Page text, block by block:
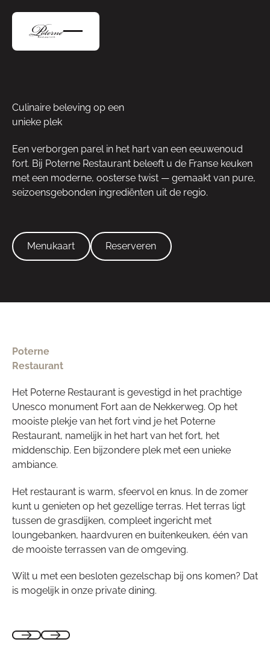
Culinaire beleving op een
unieke plek
Een verborgen parel in het hart van een eeuwenoud
fort. Bij Poterne Restaurant beleeft u de Franse keuken
met een moderne, oosterse twist — gemaakt van pure,
seizoensgebonden ingrediënten uit de regio.
Menukaart Reserveren
Poterne
Restaurant
Het Poterne Restaurant is gevestigd in het prachtige
Unesco monument Fort aan de Nekkerweg. Op het
mooiste plekje van het fort vind je het Poterne
Restaurant, namelijk in het hart van het fort, het
middenschip. Een bijzondere plek met een unieke
ambiance.
Het restaurant is warm, sfeervol en knus. In de zomer
kunt u genieten op het gezellige terras. Het terras ligt
tussen de grasdijken, compleet ingericht met
loungebanken, haardvuren en buitenkeuken, één van
de mooiste terrassen van de omgeving.
Wilt u met een besloten gezelschap bij ons komen? Dat
is mogelijk in onze private dining.